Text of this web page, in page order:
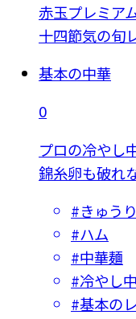
赤玉プレミア
十四節気の旬
基本の中華
0
プロの冷やし
錦糸卵も破れ
#きゅうり
#ハム
#中華麺
#冷やし
#基本の